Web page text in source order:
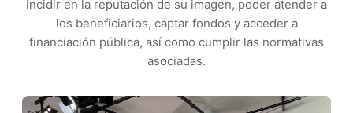
incidir en la reputación de su imagen, poder atender a
los beneficiarios, captar fondos y acceder a
financiación pública, así como cumplir las normativas
asociadas.